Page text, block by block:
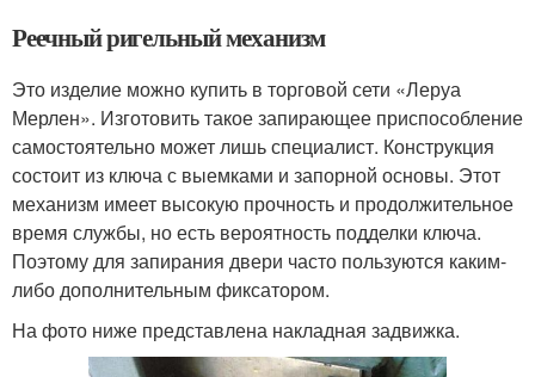
Реечный ригельный механизм
Это изделие можно купить в торговой сети «Леруа
Мерлен». Изготовить такое запирающее приспособление
самостоятельно может лишь специалист. Конструкция
состоит из ключа с выемками и запорной основы. Этот
механизм имеет высокую прочность и продолжительное
время службы, но есть вероятность подделки ключа.
Поэтому для запирания двери часто пользуются каким-
либо дополнительным фиксатором.
На фото ниже представлена накладная задвижка.